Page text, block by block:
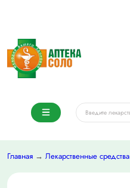
Главная → Лекарственные средства